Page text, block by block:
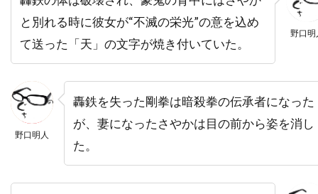
ナタウット・キッティクン
ナタリー・キャナーデイ
ナタリー・バイ
ナターシャ・ワートン
ナチョ・ルイス・カピヤス
ナンシー・ウィルソン
ナンシー・オリバー
ナンシー・ジュヴォネン
ニコラス・カザン
ニコラス・ケイジ
野口明
と別れる時に彼女が“不滅の栄光”の意を込め
て送った「天」の文字が焼き付いていた。
野口明人
轟鉄を失った剛拳は暗殺拳の伝承者になった
が、妻になったさやかは目の前から姿を消し
た。